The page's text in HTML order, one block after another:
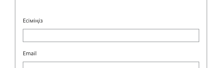
Есіміңіз
Email